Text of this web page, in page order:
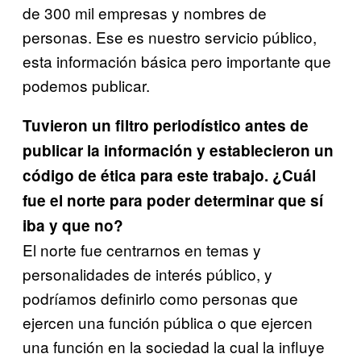
de 300 mil empresas y nombres de
personas. Ese es nuestro servicio público,
esta información básica pero importante que
podemos publicar.
Tuvieron un filtro periodístico antes de
publicar la información y establecieron un
código de ética para este trabajo. ¿Cuál
fue el norte para poder determinar que sí
iba y que no?
El norte fue centrarnos en temas y
personalidades de interés público, y
podríamos definirlo como personas que
ejercen una función pública o que ejercen
una función en la sociedad la cual la influye